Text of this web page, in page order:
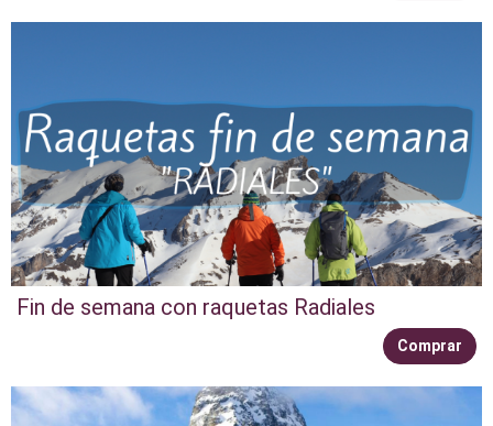
Fin de semana con raquetas Radiales
Comprar